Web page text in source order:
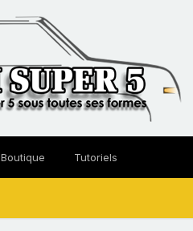
Boutique Tutoriels